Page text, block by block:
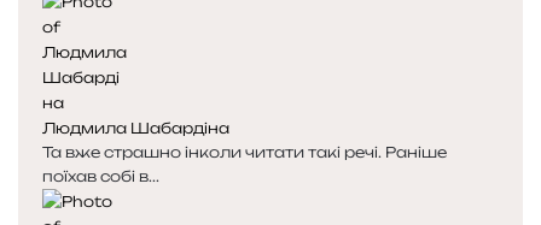
Людмила Шабардіна
Та вже страшно інколи читати такі речі. Раніше
поїхав собі в...